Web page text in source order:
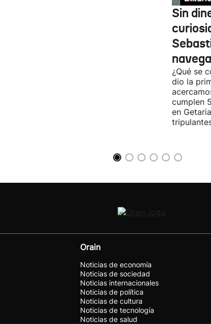
Sin
¿Qué se
dio la
cumplen
en
Orain
Noticias de economía
Noticias de sociedad
Noticias internacionales
Noticias de política
Noticias de cultura
Noticias de tecnología
Noticias de salud